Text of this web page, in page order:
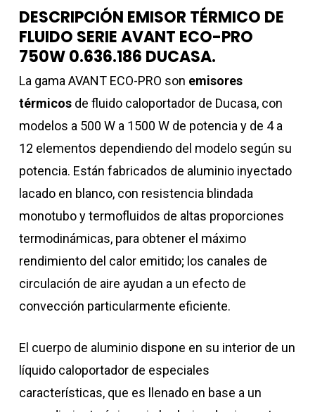
DESCRIPCIÓN EMISOR TÉRMICO DE
FLUIDO SERIE AVANT ECO-PRO
750W 0.636.186 DUCASA.
La gama AVANT ECO-PRO son emisores
térmicosde fluido caloportador de Ducasa, con
modelos a 500 W a 1500 W de potencia y de 4 a
12 elementos dependiendo del modelo según su
potencia. Están fabricados de aluminio inyectado
lacado en blanco, con resistencia blindada
monotubo y termofluidos de altas proporciones
termodinámicas, para obtener el máximo
rendimiento del calor emitido; los canales de
circulación de aire ayudan a un efecto de
convección particularmente eficiente.
El cuerpo de aluminio dispone en su interior de un
líquido caloportador de especiales
características, que es llenado en base a un